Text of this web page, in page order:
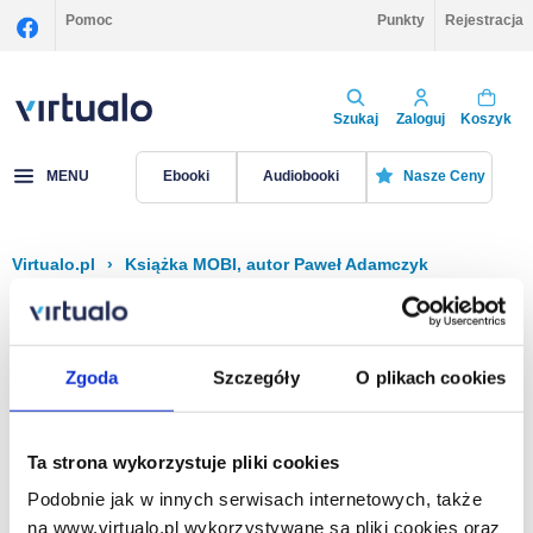
Zgoda Szczegóły O plikach cookies
Ta strona wykorzystuje pliki cookies
Podobnie jak w innych serwisach internetowych, także
na www.virtualo.pl wykorzystywane są pliki cookies oraz
Pomoc Punkty Rejestracja
Szukaj Zaloguj Koszyk
MENU Ebooki Audiobooki Nasze Ceny
Virtualo.pl › Książka MOBI, autor Paweł Adamczyk
Filtruj Sortuj
Na stronie